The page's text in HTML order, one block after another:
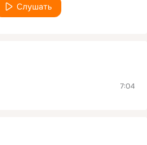
Слушать
7:04